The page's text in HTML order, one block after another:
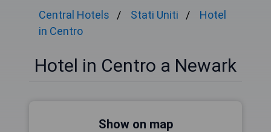
Central Hotels Stati Uniti
Hotel
in Centro
Hotel in Centro a Newark
Show on map